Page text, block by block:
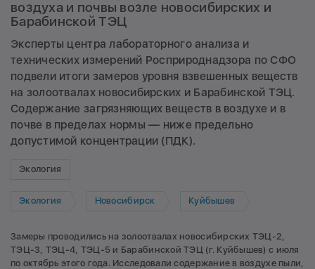
воздуха и почвы возле новосибирских и
Барабинской ТЭЦ
Эксперты центра лабораторного анализа и
технических измерений Росприроднадзора по СФО
подвели итоги замеров уровня взвешенных веществ
на золоотвалах новосибирских и Барабинской ТЭЦ.
Содержание загрязняющих веществ в воздухе и в
почве в пределах нормы — ниже предельно
допустимой концентрации (ПДК).
Экология
Экология Новосибирск Куйбышев
Замеры проводились на золоотвалах новосибирских ТЭЦ-2,
ТЭЦ-3, ТЭЦ-4, ТЭЦ-5 и Барабинской ТЭЦ (г. Куйбышев) с июля
по октябрь этого года. Исследовали содержание в воздухе пыли,